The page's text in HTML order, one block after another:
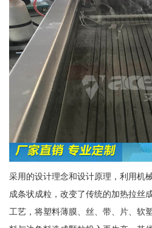
采用的设计理念和设计原理，利用机
成条状成粒，改变了传统的加热拉丝
工艺，将塑料薄膜、丝、带、片、软